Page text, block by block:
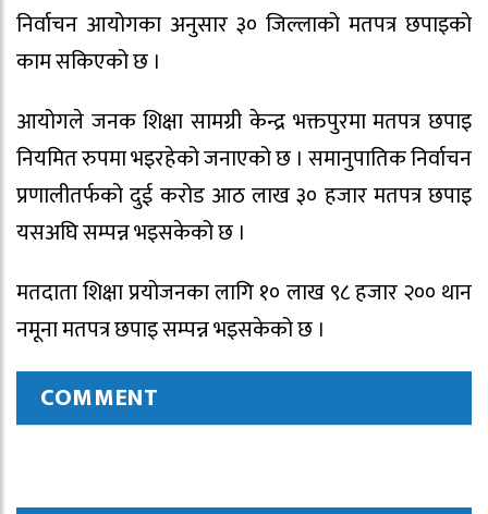
निर्वाचन आयोगका अनुसार ३० जिल्लाको मतपत्र छपाइको
काम सकिएको छ ।
आयोगले जनक शिक्षा सामग्री केन्द्र भक्तपुरमा मतपत्र छपाइ
नियमित रुपमा भइरहेको जनाएको छ । समानुपातिक निर्वाचन
प्रणालीतर्फको दुई करोड आठ लाख ३० हजार मतपत्र छपाइ
यसअघि सम्पन्न भइसकेको छ ।
मतदाता शिक्षा प्रयोजनका लागि १० लाख ९८ हजार २०० थान
नमूना मतपत्र छपाइ सम्पन्न भइसकेको छ ।
COMMENT